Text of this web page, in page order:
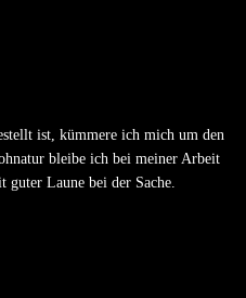
ist, kümmere ich mich um den
bleibe ich bei meiner Arbeit
guter Laune bei der Sache.